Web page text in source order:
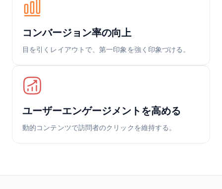
コンバージョン率の向上
目を引くレイアウトで、第一印象を強く印象づける。
ユーザーエンゲージメントを高める
動的コンテンツで訪問者のクリックを維持する。